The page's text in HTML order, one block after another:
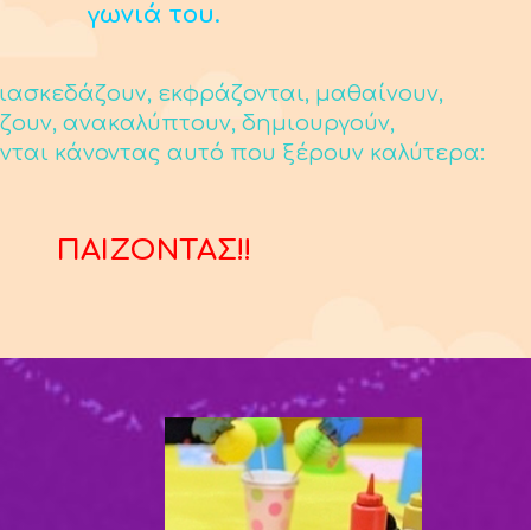
γωνιά του.
εκφράζονται, μαθαίνουν,
ανακαλύπτουν, δημιουργούν,
κάνοντας αυτό που ξέρουν καλύτερα:
ΠΑΙΖΟΝΤΑΣ!!